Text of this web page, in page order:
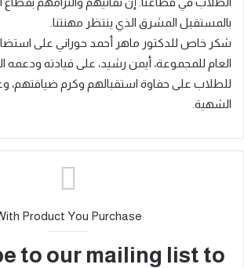
بالمستقبل المشرق الذي ينتظر مهنتنا.
شكر خاص للدكتور ماهر أحمد حوراني على
العام للمجموعة، أيمن رشيد، على قيادته ودعمه
للطلاب على حفاوة استقبالهم وكرم ضيافتهم،
الشهية.
Product You Purchase
to our mailing list to